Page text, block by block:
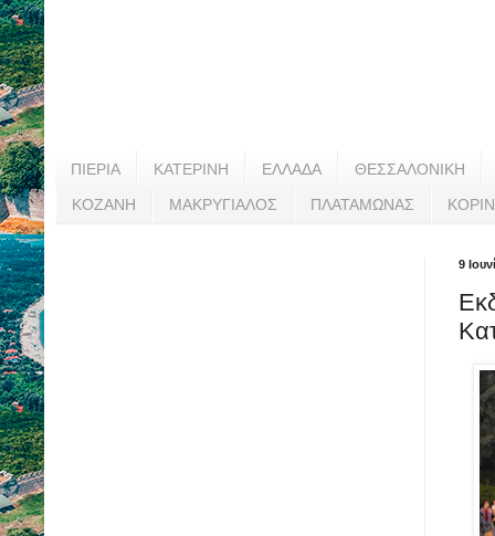
ΠΙΕΡΙΑ ΚΑΤΕΡΙΝΗ ΕΛΛΑΔΑ ΘΕΣΣΑΛΟΝΙΚΗ
ΚΟΖΑΝΗ ΜΑΚΡΥΓΙΑΛΟΣ ΠΛΑΤΑΜΩΝΑΣ
9